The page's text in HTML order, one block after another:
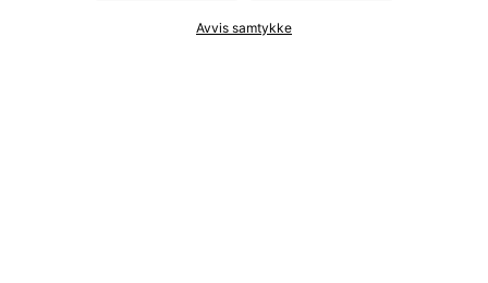
. Informasjonen er også tilgjengelig via en
Avvis samtykke